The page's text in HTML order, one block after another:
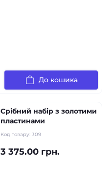
До кошика
Срібний набір з золотими
пластинами
Код товару: 309
3 375.00 грн.